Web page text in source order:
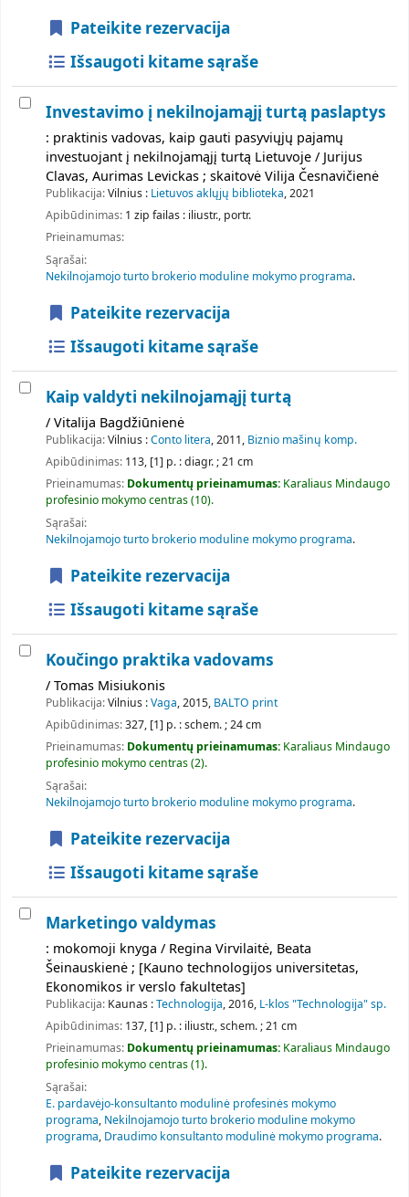
Pateikite rezervacija
Išsaugoti kitame sąraše
Investavimo į nekilnojamąjį turtą paslaptys
: praktinis vadovas, kaip gauti pasyviųjų pajamų
investuojant į nekilnojamąjį turtą Lietuvoje / Jurijus
Clavas, Aurimas Levickas ; skaitovė Vilija Česnavičienė
Publikacija:Vilnius : Lietuvos aklųjų biblioteka, 2021
Apibūdinimas: 1 zip failas : iliustr., portr.
Prieinamumas:
Sąrašai:
Nekilnojamojo turto brokerio moduline mokymo programa.
Pateikite rezervacija
Išsaugoti kitame sąraše
Kaip valdyti nekilnojamąjį turtą
/ Vitalija Bagdžiūnienė
Publikacija:Vilnius :Conto litera, 2011, Biznio mašinų komp.
Apibūdinimas: 113, [1] p. : diagr. ; 21 cm
Prieinamumas: Dokumentų prieinamumas: Karaliaus Mindaugo
profesinio mokymo centras(10).
Sąrašai:
Nekilnojamojo turto brokerio moduline mokymo programa.
Pateikite rezervacija
Išsaugoti kitame sąraše
Koučingo praktika vadovams
/ Tomas Misiukonis
Publikacija:Vilnius :Vaga, 2015, BALTO print
Apibūdinimas:327, [1] p. : schem. ; 24 cm
Prieinamumas: Dokumentų prieinamumas: Karaliaus Mindaugo
profesinio mokymo centras(2).
Sąrašai:
Nekilnojamojo turto brokerio moduline mokymo programa.
Pateikite rezervacija
Išsaugoti kitame sąraše
Marketingo valdymas
: mokomoji knyga / Regina Virvilaitė, Beata
Šeinauskienė ; [Kauno technologijos universitetas,
Ekonomikos ir verslo fakultetas]
Publikacija: Kaunas :Technologija, 2016, L-klos "Technologija" sp.
Apibūdinimas: 137, [1] p. : iliustr., schem. ; 21 cm
Prieinamumas: Dokumentų prieinamumas: Karaliaus Mindaugo
profesinio mokymo centras(1).
Sąrašai:
E. pardavėjo-konsultanto modulinė profesinės mokymo
programa, Nekilnojamojo turto brokerio moduline mokymo
programa, Draudimo konsultanto modulinė mokymo programa.
Pateikite rezervacija